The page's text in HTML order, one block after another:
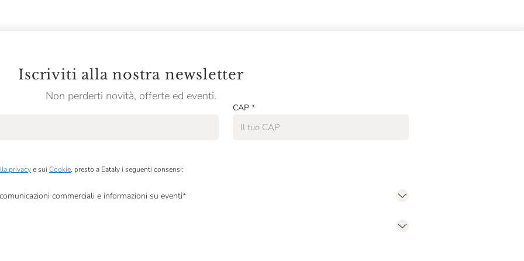
Iscriviti alla nostra newsletter
Non perderti novità, offerte ed eventi.
CAP *
privacye sui Cookie, presto a Eataly i seguenti consensi:
commerciali e informazioni su eventi*